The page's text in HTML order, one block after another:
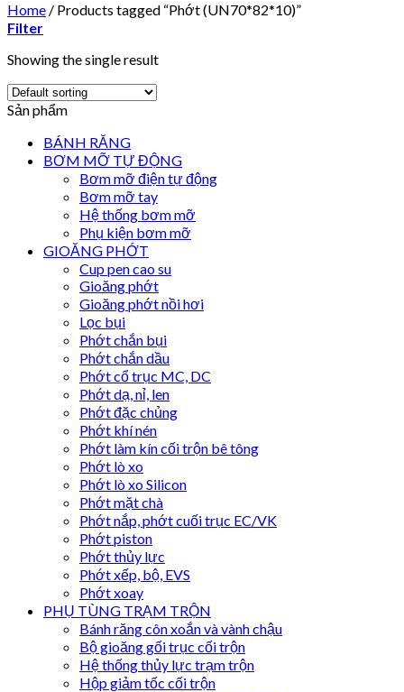
Home / Products tagged “Phớt (UN70*82*10)”
Filter
Showing the single result
Sản phẩm
BÁNH RĂNG
BƠM MỠ TỰ ĐỘNG
Bơm mỡ điện tự động
Bơm mỡ tay
Hệ thống bơm mỡ
Phụ kiện bơm mỡ
GIOĂNG PHỚT
Cup pen cao su
Gioăng phớt
Gioăng phớt nồi hơi
Lọc bụi
Phớt chắn bụi
Phớt chắn dầu
Phớt cổ trục MC, DC
Phớt dạ, nỉ, len
Phớt đặc chủng
Phớt khí nén
Phớt làm kín cối trộn bê tông
Phớt lò xo
Phớt lò xo Silicon
Phớt mặt chà
Phớt nắp, phớt cuối trục EC/VK
Phớt piston
Phớt thủy lực
Phớt xếp, bộ, EVS
Phớt xoay
PHỤ TÙNG TRẠM TRỘN
Bánh răng côn xoắn và vành chậu
Bộ gioăng gối trục cối trộn
Hệ thống thủy lực trạm trộn
Hộp giảm tốc cối trộn